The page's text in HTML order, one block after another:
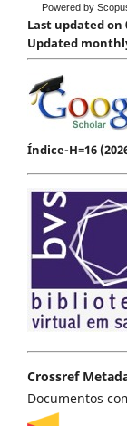
Powered by
Last updated on
Updated
Índice-H=16
Crossref
Documentos